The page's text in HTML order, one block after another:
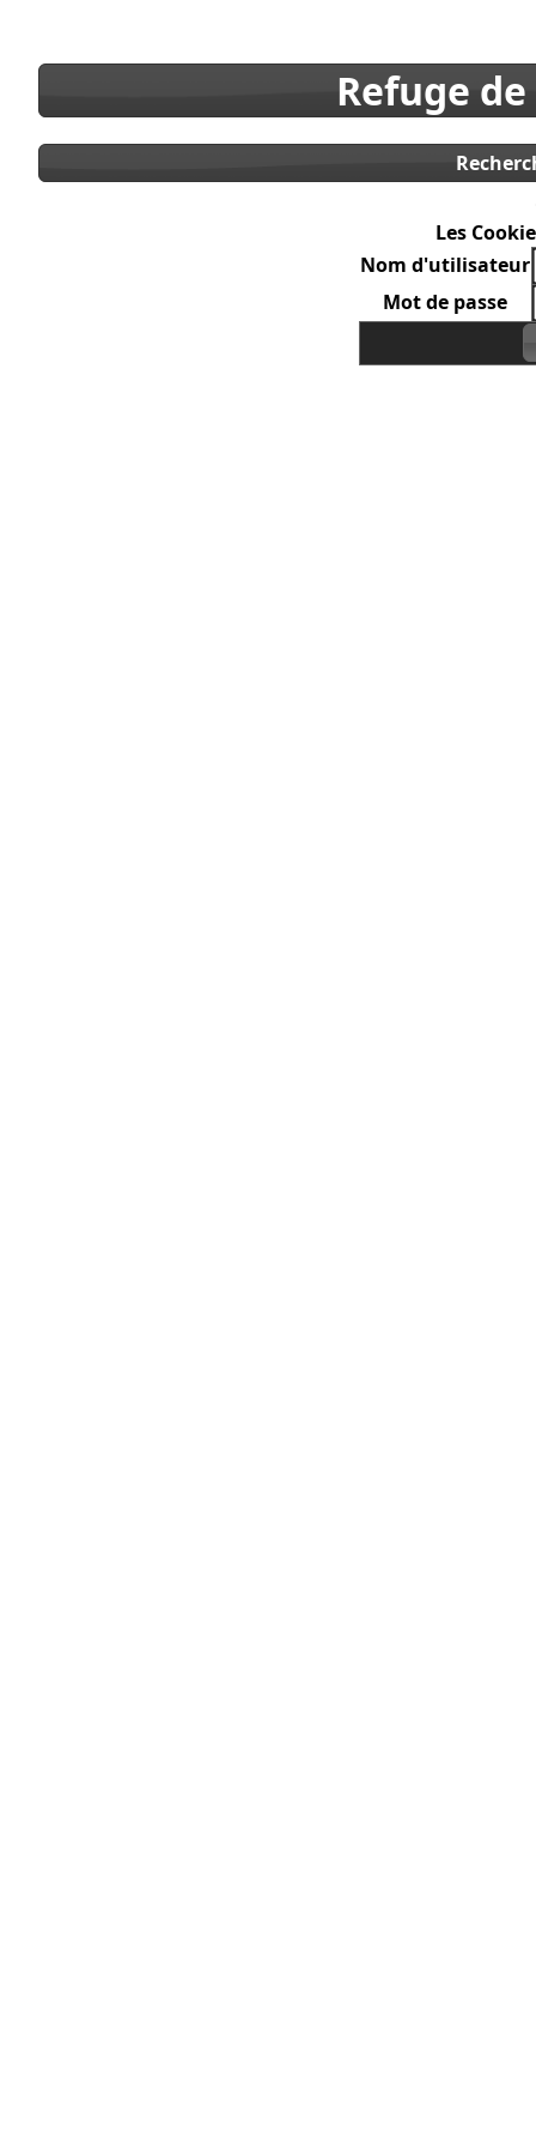
Refuge
Les
Nom d'utilisateur
Mot de passe